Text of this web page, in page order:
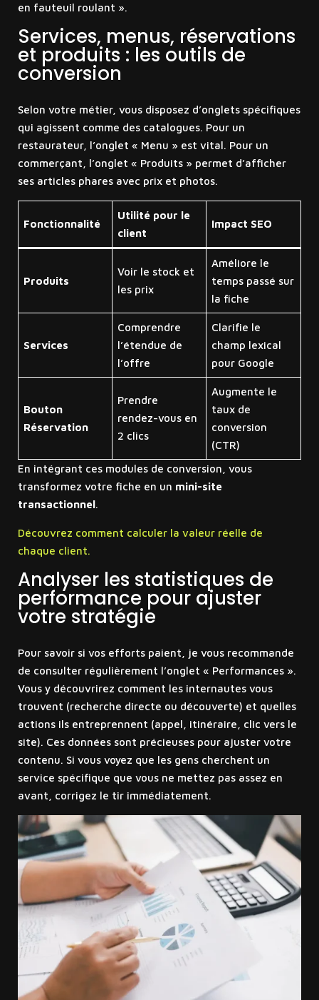
en fauteuil roulant ».
Services, menus, réservations
et produits : les outils de
conversion
Selon votre métier, vous disposez d’onglets spécifiques
qui agissent comme des catalogues. Pour un
restaurateur, l’onglet « Menu » est vital. Pour un
commerçant, l’onglet « Produits » permet d’afficher
ses articles phares avec prix et photos.
Fonctionnalité
Utilité pour le
client
Impact SEO
Produits
Voir le stock et
les prix
Améliore le
temps passé sur
la fiche
Services
Comprendre
l’étendue de
l’offre
Clarifie le
champ lexical
pour Google
Bouton
Réservation
Prendre
rendez-vous en
2 clics
Augmente le
taux de
conversion
(CTR)
En intégrant ces modules de conversion, vous
transformez votre fiche en un mini-site
transactionnel.
Découvrez comment calculer la valeur réelle de
chaque client.
Analyser les statistiques de
performance pour ajuster
votre stratégie
Pour savoir si vos efforts paient, je vous recommande
de consulter régulièrement l’onglet « Performances ».
Vous y découvrirez comment les internautes vous
trouvent (recherche directe ou découverte) et quelles
actions ils entreprennent (appel, itinéraire, clic vers le
site). Ces données sont précieuses pour ajuster votre
contenu. Si vous voyez que les gens cherchent un
service spécifique que vous ne mettez pas assez en
avant, corrigez le tir immédiatement.